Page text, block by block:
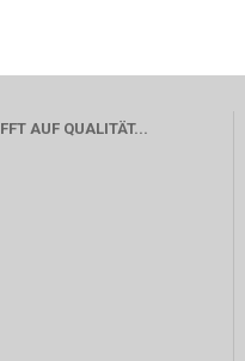
AUF QUALITÄT...